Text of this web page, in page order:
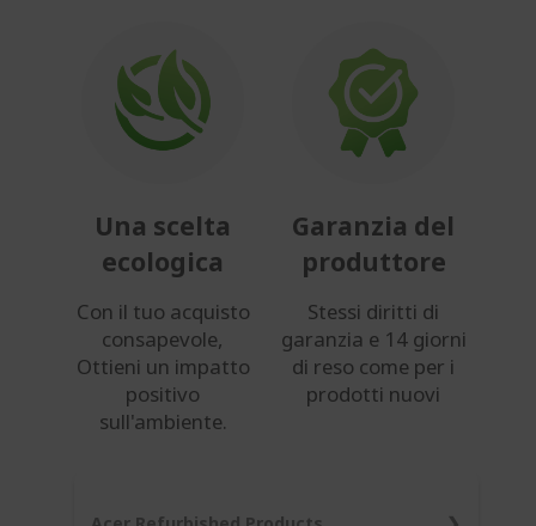
Una scelta
ecologica
Con il tuo acquisto
consapevole,
Ottieni un impatto
positivo
sull'ambiente.
Garanzia del
produttore
Stessi diritti di
garanzia e 14 giorni
di reso come per i
prodotti nuovi